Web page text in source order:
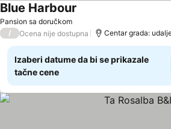
Pansion sa doručkom
Blue Harbour
/ Ocena nije dostupna Centar grada:
Izaberi datume da bi se prikazale
tačne cene